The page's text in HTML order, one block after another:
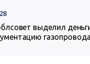
выделил
газопровода